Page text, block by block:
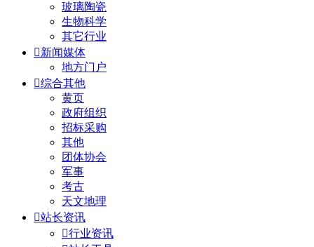
玻璃陶瓷
生物科学
其它行业
新闻媒体
地方门户
综合其他
黄页
政府组织
招标采购
其他
团体协会
军事
考古
天文地理
站长资讯
行业资讯